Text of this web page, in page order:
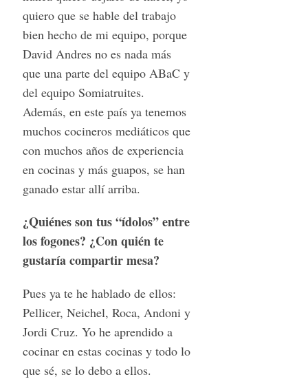
quiero que se hable del trabajo
bien hecho de mi equipo, porque
David Andres no es nada más
que una parte del equipo ABaC y
del equipo Somiatruites.
Además, en este país ya tenemos
muchos cocineros mediáticos que
con muchos años de experiencia
en cocinas y más guapos, se han
ganado estar allí arriba.
¿Quiénes son tus “ídolos” entre
los fogones? ¿Con quién te
gustaría compartir mesa?
Pues ya te he hablado de ellos:
Pellicer, Neichel, Roca, Andoni y
Jordi Cruz. Yo he aprendido a
cocinar en estas cocinas y todo lo
que sé, se lo debo a ellos.